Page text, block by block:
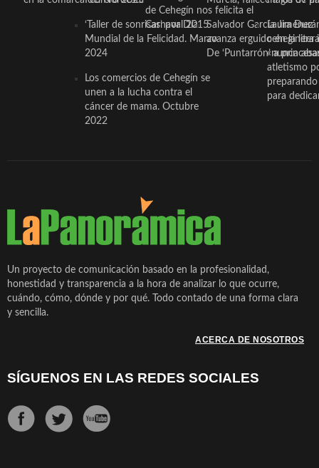
‘Taller de sonrisas’ por Día
Mundial de la Felicidad. Marzo
2024
Los comercios de Cehegín se
unen a la lucha contra el
cáncer de mama. Octubre
2022
de Cehegín nos felicita el
Carnaval 2015Salvador García Jiménez
avanza erguido en la
De ‘Puntarrón’ a
Laura
ceheginera
«nunca
atletismo
para
Un proyecto de comunicación basado en la profesionalidad,
honestidad y transparencia a la hora de analizar lo que ocurre,
cuándo, cómo, dónde y por qué. Todo contado de una forma clara
y sencilla.
ACERCA DE NOSOTROS
SÍGUENOS EN LAS REDES SOCIALES